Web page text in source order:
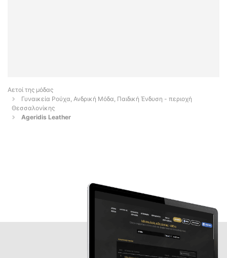
Αετοί της μόδας
Γυναικεία Ρούχα, Ανδρική Μόδα, Παιδική Ένδυση - περιοχή
Θεσσαλονίκης
Ageridis Leather